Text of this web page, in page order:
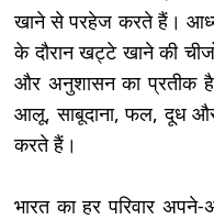
खाने से परहेज करते हैं।
के दौरान खट्टे खाने की
और अनुशासन का प्रतीक
आलू, साबूदाना, फल, दूध
करते हैं।
भारत का हर परिवार